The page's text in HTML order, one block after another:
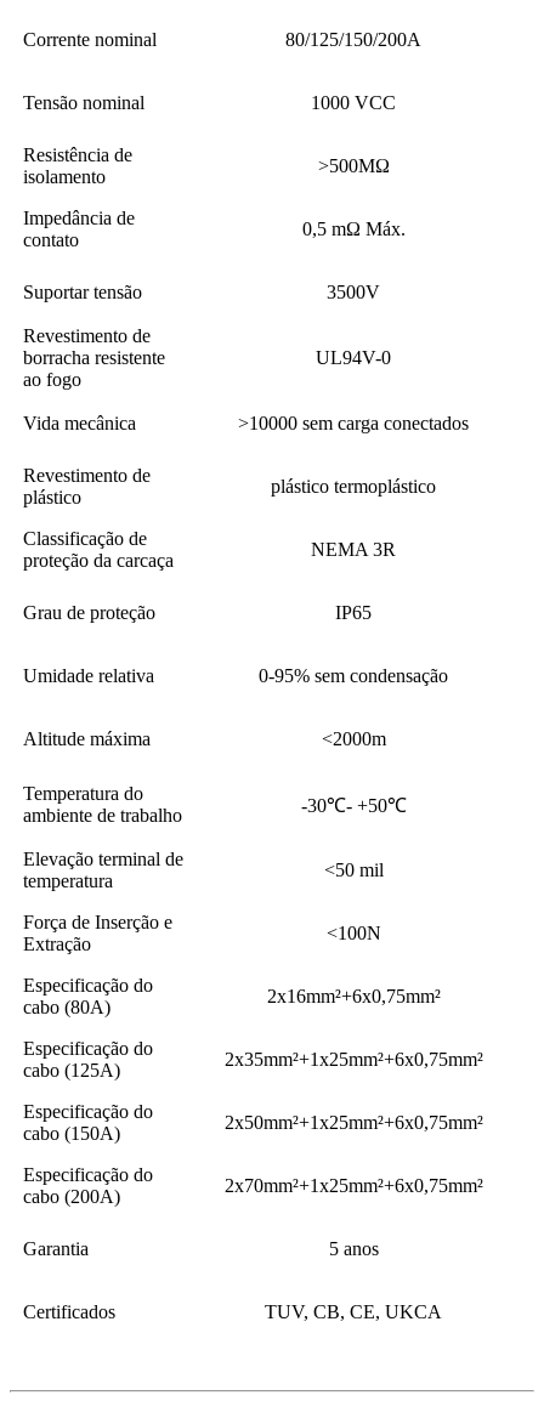
Corrente nominal 80/125/150/200A
Tensão nominal 1000 VCC
Resistência de
isolamento
>500MΩ
Impedância de
contato
0,5 mΩ Máx.
Suportar tensão 3500V
Revestimento de
borracha resistente
ao fogo
UL94V-0
Vida mecânica >10000 sem carga conectados
Revestimento de
plástico
plástico termoplástico
Classificação de
proteção da carcaça
NEMA 3R
Grau de proteção IP65
Umidade relativa 0-95% sem condensação
Altitude máxima <2000m
Temperatura do
ambiente de trabalho
-30℃- +50℃
Elevação terminal de
temperatura
<50 mil
Força de Inserção e
Extração
<100N
Especificação do
cabo (80A)
2x16mm²+6x0,75mm²
Especificação do
cabo (125A)
2x35mm²+1x25mm²+6x0,75mm²
Especificação do
cabo (150A)
2x50mm²+1x25mm²+6x0,75mm²
Especificação do
cabo (200A)
2x70mm²+1x25mm²+6x0,75mm²
Garantia 5 anos
Certificados TUV, CB, CE, UKCA